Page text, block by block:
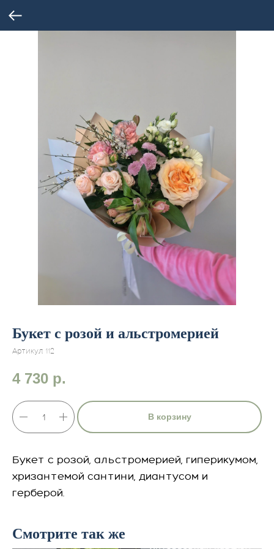
Букет с розой и альстромерией
Артикул: 112
4 730 р.
В корзину
Букет с розой, альстромерией, гиперикумом,
хризантемой сантини, диантусом и
герберой.
Смотрите так же